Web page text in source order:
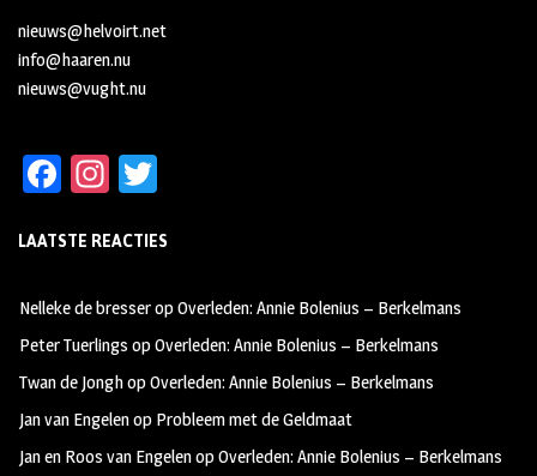
nieuws@helvoirt.net
info@haaren.nu
nieuws@vught.nu
Fa
b
oo
k
In
ag
m
tt
LAATSTE REACTIES
Nelleke de bresseropOverleden: Annie Bolenius – Berkelmans
Peter Tuerlings opOverleden: Annie Bolenius – Berkelmans
Twan de JonghopOverleden: Annie Bolenius – Berkelmans
Jan van Engelenop Probleem met de Geldmaat
Jan en Roos van EngelenopOverleden: Annie Bolenius – Berkelmans